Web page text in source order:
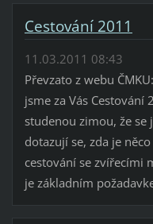
Cestování 2011
11.03.2011 08:43
Převzato z webu
jsme za Vás
studenou zimou, že se
dotazují se, zda je
cestování se zvířecími
je základním